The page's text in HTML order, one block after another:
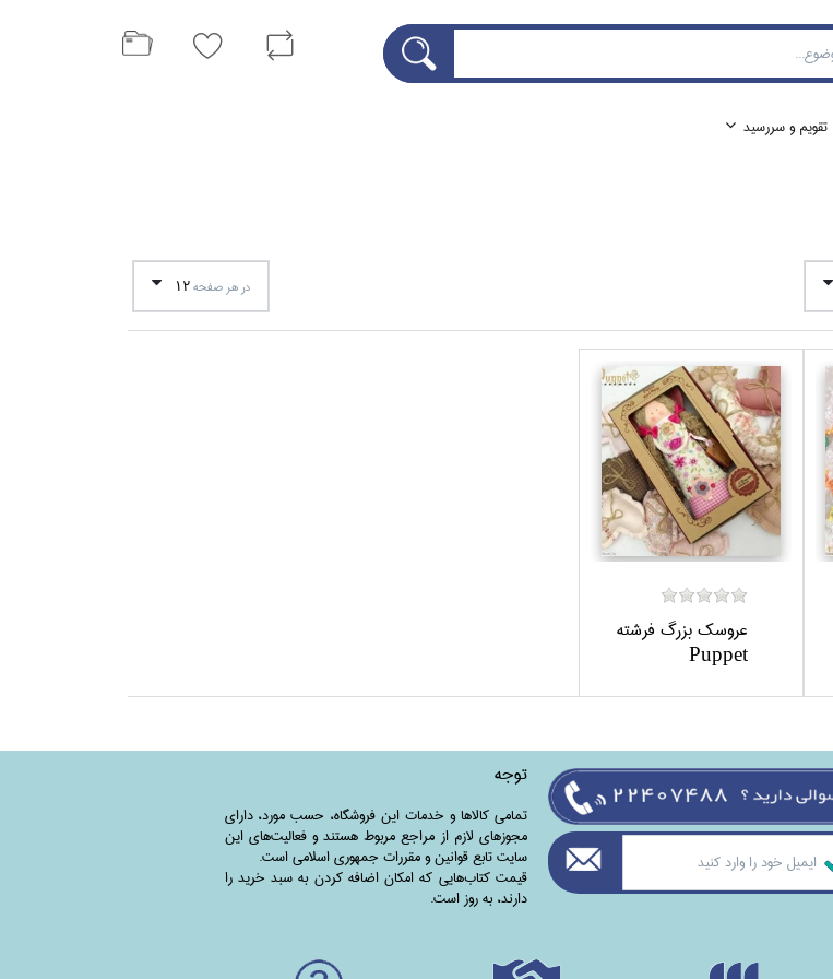
تقويم و سررسيد
در هر صفحه12
عروسك بزرگ فرشته
Puppet
توجه
تمامی‌ کالاها و خدمات این فروشگاه، حسب مورد،‌ دارای
مجوزهای لازم از مراجع مربوط هستند ‌و‌‌ فعالیت‌های این
سایت تابع قوانین و مقررات جمهوری اسلامی است.
قیمت کتاب‌هایی که امکان اضافه کردن به سبد خرید را
دارند،‌ به روز است.